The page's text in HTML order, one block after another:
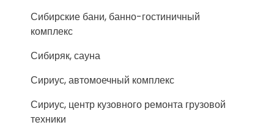
Сибирские бани, банно-гостиничный
комплекс
Сибиряк, сауна
Сириус, автомоечный комплекс
Сириус, центр кузовного ремонта грузовой
техники